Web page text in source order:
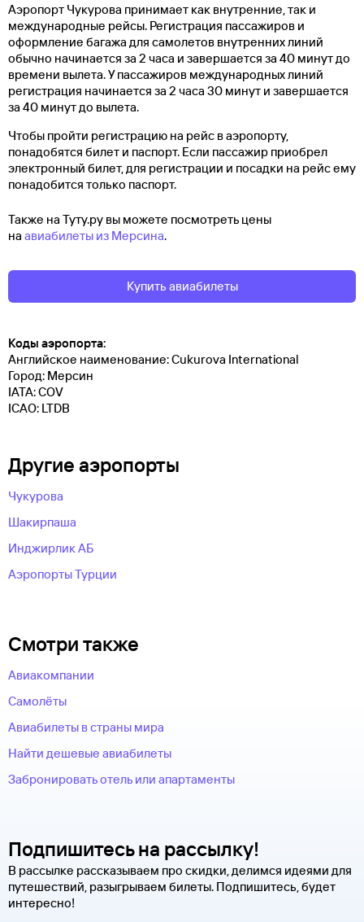
Аэропорт Чукурова принимает как внутренние, так и
международные рейсы. Регистрация пассажиров и
оформление багажа для самолетов внутренних линий
обычно начинается за 2 часа и завершается за 40 минут до
времени вылета. У пассажиров международных линий
регистрация начинается за 2 часа 30 минут и завершается
за 40 минут до вылета.
Чтобы пройти регистрацию на рейс в аэропорту,
понадобятся билет и паспорт. Если пассажир приобрел
электронный билет, для регистрации и посадки на рейс ему
понадобится только паспорт.
Также на Туту.ру вы можете посмотреть цены
на авиабилеты из Мерсина.
Купить авиабилеты
Коды аэропорта:
Английское наименование: Cukurova International
Город: Мерсин
IATA: COV
ICAO: LTDB
Другие аэропорты
Чукурова
Шакирпаша
Инджирлик АБ
Аэропорты Турции
Смотри также
Авиакомпании
Самолёты
Авиабилеты в страны мира
Найти дешевые авиабилеты
Забронировать отель или апартаменты
Подпишитесь на рассылку!
В рассылке рассказываем про скидки, делимся идеями для
путешествий, разыгрываем билеты. Подпишитесь, будет
интересно!